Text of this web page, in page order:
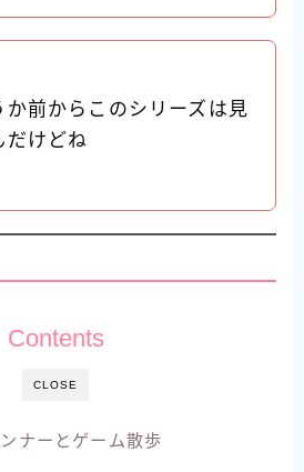
か前からこのシリーズは見
だけどね
CLOSE
Contents
ナーとゲーム散歩